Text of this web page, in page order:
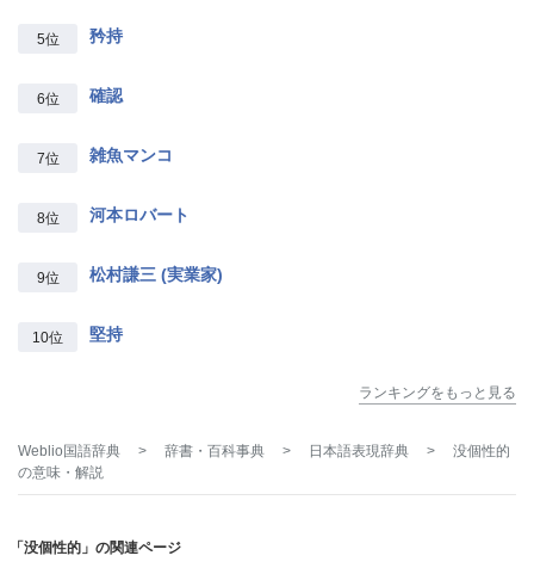
5位 矜持
6位 確認
7位 雑魚マンコ
8位 河本ロバート
9位 松村謙三 (実業家)
10位 堅持
ランキングをもっと見る
Weblio国語辞典 > 辞書・百科事典 > 日本語表現辞典 >
没個性的
の意味・解説
「没個性的」の関連ページ